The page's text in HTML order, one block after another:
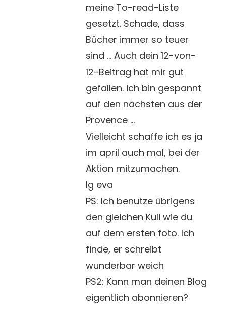
meine To-read-Liste
gesetzt. Schade, dass
Bücher immer so teuer
sind … Auch dein 12-von-
12-Beitrag hat mir gut
gefallen. ich bin gespannt
auf den nächsten aus der
Provence …
Vielleicht schaffe ich es ja
im april auch mal, bei der
Aktion mitzumachen.
lg eva
PS: Ich benutze übrigens
den gleichen Kuli wie du
auf dem ersten foto. Ich
finde, er schreibt
wunderbar weich
PS2: Kann man deinen Blog
eigentlich abonnieren?